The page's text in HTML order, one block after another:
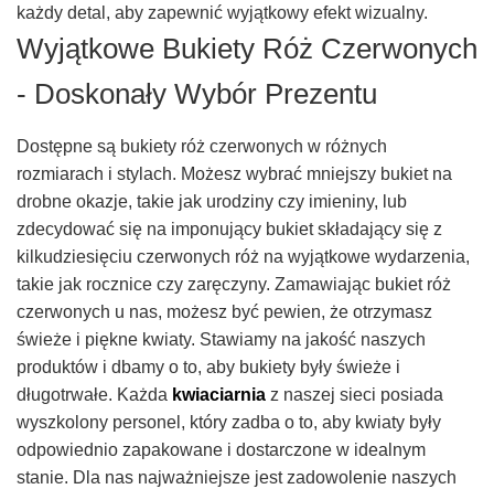
każdy detal, aby zapewnić wyjątkowy efekt wizualny.
Wyjątkowe Bukiety Róż Czerwonych
- Doskonały Wybór Prezentu
Dostępne są bukiety róż czerwonych w różnych
rozmiarach i stylach. Możesz wybrać mniejszy bukiet na
drobne okazje, takie jak urodziny czy imieniny, lub
zdecydować się na imponujący bukiet składający się z
kilkudziesięciu czerwonych róż na wyjątkowe wydarzenia,
takie jak rocznice czy zaręczyny. Zamawiając bukiet róż
czerwonych u nas, możesz być pewien, że otrzymasz
świeże i piękne kwiaty. Stawiamy na jakość naszych
produktów i dbamy o to, aby bukiety były świeże i
długotrwałe. Każda kwiaciarnia z naszej sieci posiada
wyszkolony personel, który zadba o to, aby kwiaty były
odpowiednio zapakowane i dostarczone w idealnym
stanie. Dla nas najważniejsze jest zadowolenie naszych